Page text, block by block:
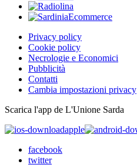
Privacy policy
Cookie policy
Necrologie e Economici
Pubblicità
Contatti
Cambia impostazioni privacy
Scarica l'app de L'Unione Sarda
apple
facebook
twitter